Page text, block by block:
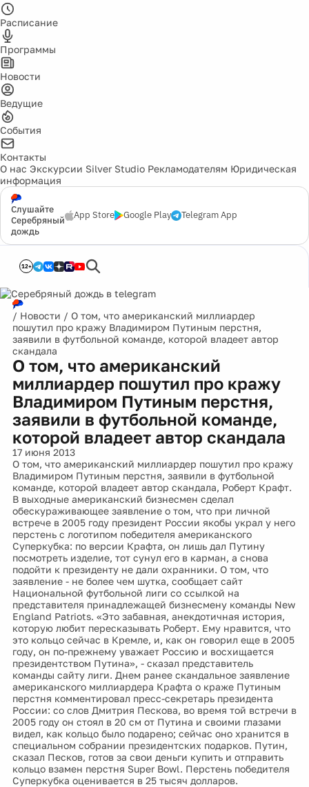
Расписание
Программы
Новости
Ведущие
События
Контакты
О нас Экскурсии Silver Studio Рекламодателям Юридическая
информация
Слушайте
Серебряный
дождь
App Store Google Play Telegram App
12+
/ Новости / О том, что американский миллиардер
пошутил про кражу Владимиром Путиным перстня,
заявили в футбольной команде, которой владеет автор
скандала
О том, что американский
миллиардер пошутил про кражу
Владимиром Путиным перстня,
заявили в футбольной команде,
которой владеет автор скандала
17 июня 2013
О том, что американский миллиардер пошутил про кражу
Владимиром Путиным перстня, заявили в футбольной
команде, которой владеет автор скандала, Роберт Крафт.
В выходные американский бизнесмен сделал
обескураживающее заявление о том, что при личной
встрече в 2005 году президент России якобы украл у него
перстень с логотипом победителя американского
Суперкубка: по версии Крафта, он лишь дал Путину
посмотреть изделие, тот сунул его в карман, а снова
подойти к президенту не дали охранники. О том, что
заявление - не более чем шутка, сообщает сайт
Национальной футбольной лиги со ссылкой на
представителя принадлежащей бизнесмену команды New
England Patriots. «Это забавная, анекдотичная история,
которую любит пересказывать Роберт. Ему нравится, что
это кольцо сейчас в Кремле, и, как он говорил еще в 2005
году, он по-прежнему уважает Россию и восхищается
президентством Путина», - сказал представитель
команды сайту лиги. Днем ранее скандальное заявление
американского миллиардера Крафта о краже Путиным
перстня комментировал пресс-секретарь президента
России: со слов Дмитрия Пескова, во время той встречи в
2005 году он стоял в 20 см от Путина и своими глазами
видел, как кольцо было подарено; сейчас оно хранится в
специальном собрании президентских подарков. Путин,
сказал Песков, готов за свои деньги купить и отправить
кольцо взамен перстня Super Bowl. Перстень победителя
Суперкубка оценивается в 25 тысяч долларов.